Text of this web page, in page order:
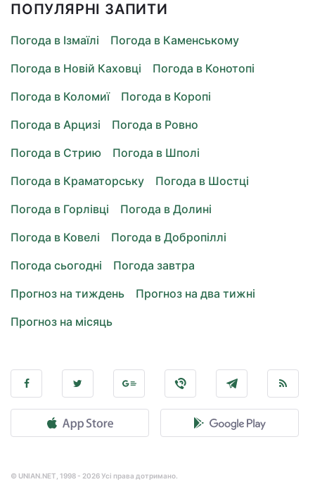
ПОПУЛЯРНІ ЗАПИТИ
Погода в Ізмаїлі
Погода в Каменському
Погода в Новій Каховці
Погода в Конотопі
Погода в Коломиї
Погода в Коропі
Погода в Арцизі
Погода в Ровно
Погода в Стрию
Погода в Шполі
Погода в Краматорську
Погода в Шостці
Погода в Горлівці
Погода в Долині
Погода в Ковелі
Погода в Добропіллі
Погода сьогодні
Погода завтра
Прогноз на тиждень
Прогноз на два тижні
Прогноз на місяць
© UNIAN.NET, 1998 - 2026 Усі права дотримано.